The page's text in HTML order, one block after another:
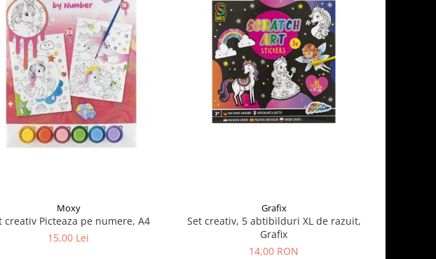
Moxy
creativ Picteaza pe numere, A4
15,00 Lei
Grafix
Set creativ, 5 abtibilduri XL de razuit,
Grafix
14,00 RON